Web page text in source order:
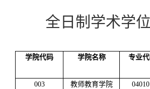
全日制学术学位
学院代码 学院名称 专业
003 教师教育学院